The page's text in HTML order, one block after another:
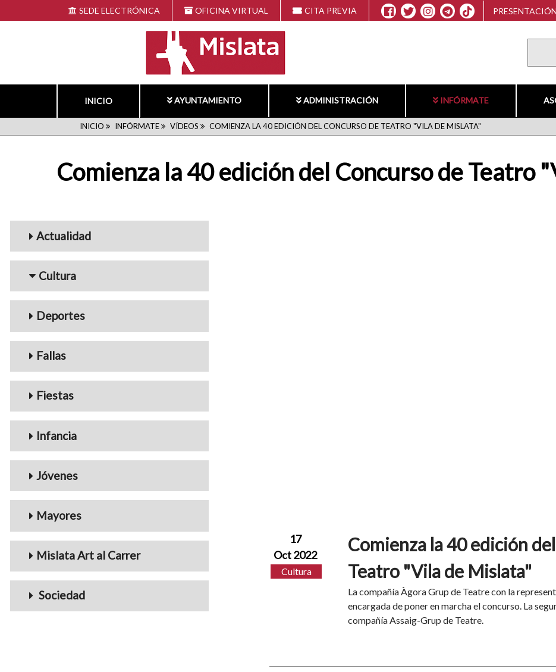
al
SEDE ELECTRÓNICA OFICINA VIRTUAL CITA PREVIA
INICIO AYUNTAMIENTO ADMINISTRACIÓN INFÓRMATE
RUTA
DE
INICIO INFÓRMATE VÍDEOS COMIENZA LA 40 EDICIÓN DEL CONCURSO DE TEATRO "VILA DE MISLATA"
Comienza la 40 edición del Concurso de Teatro
Menu_Videos
Actualidad
Cultura
Deportes
Fallas
Fiestas
Infancia
Jóvenes
Mayores
Mislata Art al Carrer
Sociedad
17
Oct 2022
Cultura
Comienza la 40 edición
Teatro "Vila de Mislata"
La compañía Àgora Grup de Teatre con la
encargada de poner en marcha el concurso. La
compañía Assaig-Grup de Teatre.